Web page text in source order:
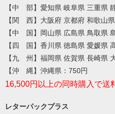
【中 部】愛知県 岐阜県 三重県
【関 西】大阪府 京都府 和歌山
【中 国】岡山県 広島県 鳥取県
【四 国】香川県 徳島県 愛媛県
【九 州】福岡県 佐賀県 長崎県
【沖 縄】沖縄県：750円
16,500円以上の同時購入で送
レターパックプラス